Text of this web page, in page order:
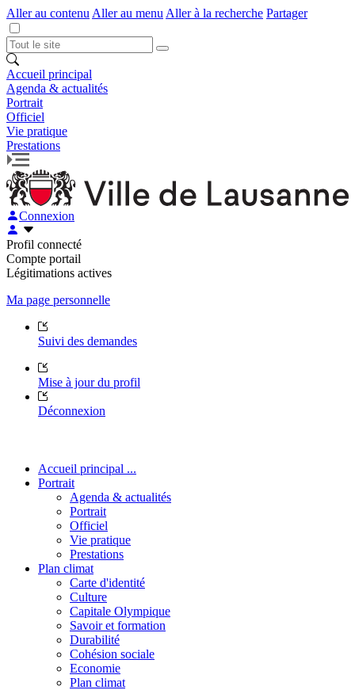
Aller au contenu Aller au menu Aller à la recherche Partager
Accueil principal
Agenda & actualités
Portrait
Officiel
Vie pratique
Prestations
Connexion
Profil connecté
Compte portail
Légitimations actives
Ma page personnelle
Suivi des demandes
Mise à jour du profil
Déconnexion
Accueil principal ...
Portrait
Agenda & actualités
Portrait
Officiel
Vie pratique
Prestations
Plan climat
Carte d'identité
Culture
Capitale Olympique
Savoir et formation
Durabilité
Cohésion sociale
Economie
Plan climat